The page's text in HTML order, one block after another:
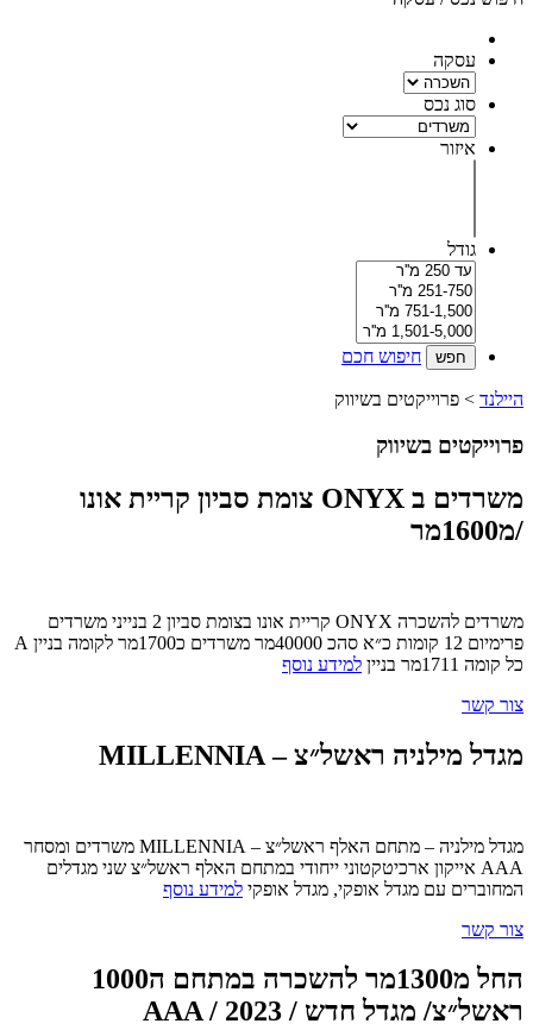
עסקה
סוג נכס
איזור
גודל
חיפוש חכם
היילנד > פרוייקטים בשיווק
פרוייקטים בשיווק
משרדים ב ONYX צומת סביון קריית אונו
/מ1600מר
משרדים להשכרה ONYX קריית אונו בצומת סביון 2 בנייני משרדים
פרימיום 12 קומות כ״א סהכ 40000מר משרדים כ1700מר לקומה בניין A
כל קומה 1711מר בניין
למידע נוסף
צור קשר
מגדל מילניה ראשל״צ – MILLENNIA
מגדל מילניה – מתחם האלף ראשל״צ – MILLENNIA משרדים ומסחר
AAA אייקון ארכיטקטוני ייחודי במתחם האלף ראשל״צ שני מגדלים
המחוברים עם מגדל אופקי, מגדל אופקי למידע נוסף
צור קשר
החל מ1300מר להשכרה במתחם ה1000
ראשל״צ/ מגדל חדש / AAA / 2023